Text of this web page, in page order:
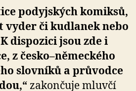
podyjských komiksů,
či kudlanek nebo
dispozici jsou zde i
z česko–německého
slovníků a průvodce
zakončuje mluvčí